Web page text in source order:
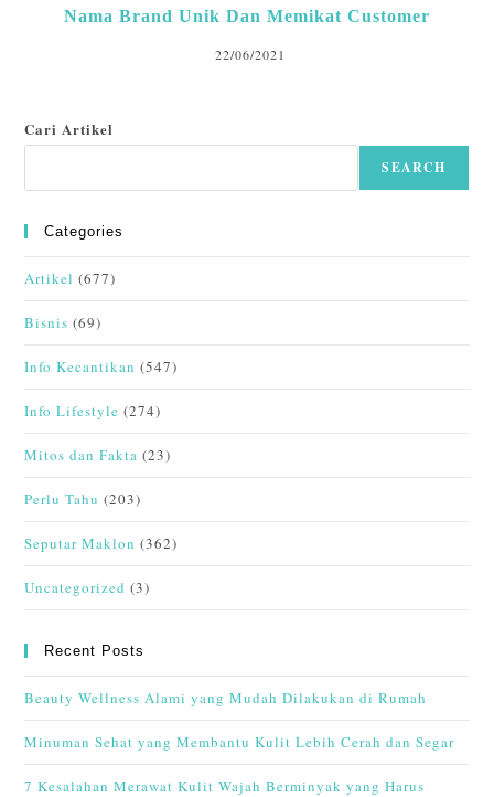
Nama Brand Unik Dan Memikat Customer
22/06/2021
Cari Artikel
SEARCH
Categories
Artikel (677)
Bisnis (69)
Info Kecantikan (547)
Info Lifestyle (274)
Mitos dan Fakta (23)
Perlu Tahu (203)
Seputar Maklon (362)
Uncategorized (3)
Recent Posts
Beauty Wellness Alami yang Mudah Dilakukan di Rumah
Minuman Sehat yang Membantu Kulit Lebih Cerah dan Segar
7 Kesalahan Merawat Kulit Wajah Berminyak yang Harus